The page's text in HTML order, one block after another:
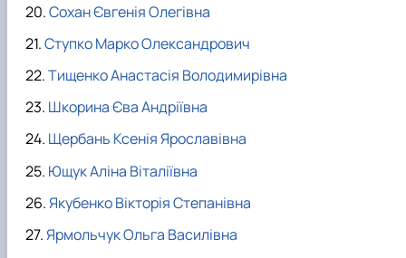
Сохан Євгенія Олегівна
Ступко Марко Олександрович
Тищенко Анастасія Володимирівна
Шкорина Єва Андріївна
Щербань Ксенія Ярославівна
Ющук Аліна Віталіївна
Якубенко Вікторія Степанівна
Ярмольчук Ольга Василівна